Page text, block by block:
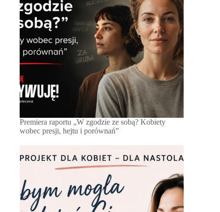
Premiera raportu „W zgodzie ze sobą? Kobiety
wobec presji, hejtu i porównań”